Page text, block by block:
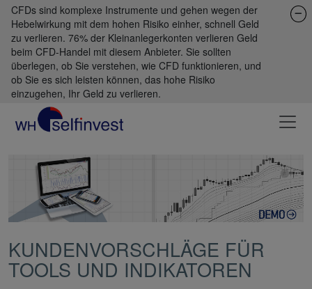
CFDs sind komplexe Instrumente und gehen wegen der
Hebelwirkung mit dem hohen Risiko einher, schnell Geld
zu verlieren. 76% der Kleinanlegerkonten verlieren Geld
beim CFD-Handel mit diesem Anbieter. Sie sollten
überlegen, ob Sie verstehen, wie CFD funktionieren, und
ob Sie es sich leisten können, das hohe Risiko
einzugehen, Ihr Geld zu verlieren.
KUNDENVORSCHLÄGE FÜR
TOOLS UND INDIKATOREN